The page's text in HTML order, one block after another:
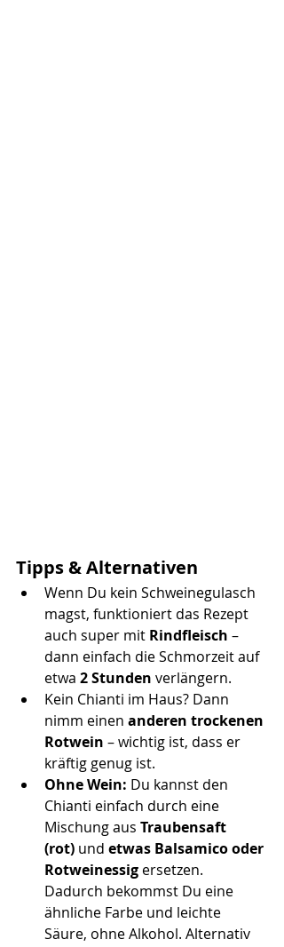
Tipps & Alternativen
Wenn Du kein Schweinegulasch
magst, funktioniert das Rezept
auch super mit Rindfleisch –
dann einfach die Schmorzeit auf
etwa 2 Stunden verlängern.
Kein Chianti im Haus? Dann
nimm einen anderen trockenen
Rotwein – wichtig ist, dass er
kräftig genug ist.
Ohne Wein: Du kannst den
Chianti einfach durch eine
Mischung aus Traubensaft
(rot) und etwas Balsamico oder
Rotweinessig ersetzen.
Dadurch bekommst Du eine
ähnliche Farbe und leichte
Säure, ohne Alkohol. Alternativ